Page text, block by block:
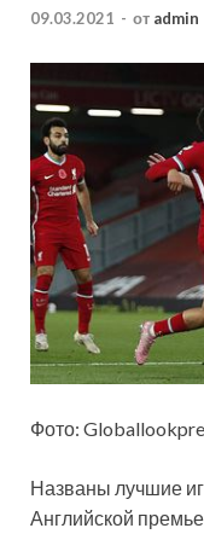
09.03.2021 - от admin
Фото:
Названы лучшие
Английской